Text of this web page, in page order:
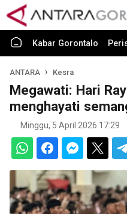
Kabar Gorontalo
ANTARA Kesra
Megawati: Hari
menghayati
Minggu, 5 April 2026 17:29